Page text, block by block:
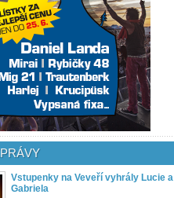
Vstupenky na Veveří vyhrály Lucie a
Gabriela